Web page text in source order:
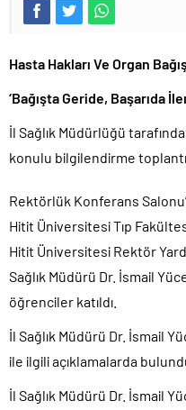
Hasta Hakları Ve Organ
‘Bağışta Geride, Başarıda
İl Sağlık Müdürlüğü
konulu bilgilendirme
Rektörlük Konferans
Hitit Üniversitesi Tıp
Hitit Üniversitesi Rektör
Sağlık Müdürü Dr. İsmail
öğrenciler katıldı.
İl Sağlık Müdürü Dr. İsmail
ile ilgili açıklamalarda
İl Sağlık Müdürü Dr. İsmail